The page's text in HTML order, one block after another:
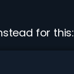
for this: